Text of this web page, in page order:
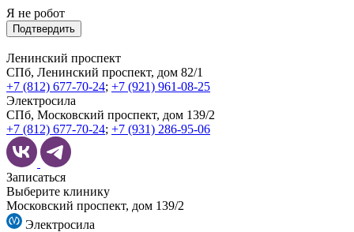
Я не робот
Подтвердить
Ленинский проспект
СПб, Ленинский проспект, дом 82/1
+7 (812) 677-70-24; +7 (921) 961-08-25
Электросила
СПб, Московский проспект, дом 139/2
+7 (812) 677-70-24; +7 (931) 286-95-06
Записаться
Выберите клинику
Московский проспект, дом 139/2
Электросила